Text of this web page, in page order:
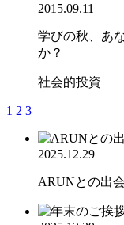
2015.09.11
学びの秋、あ
か？
社会的投資
1 2 3
2025.12.29
ARUNとの出